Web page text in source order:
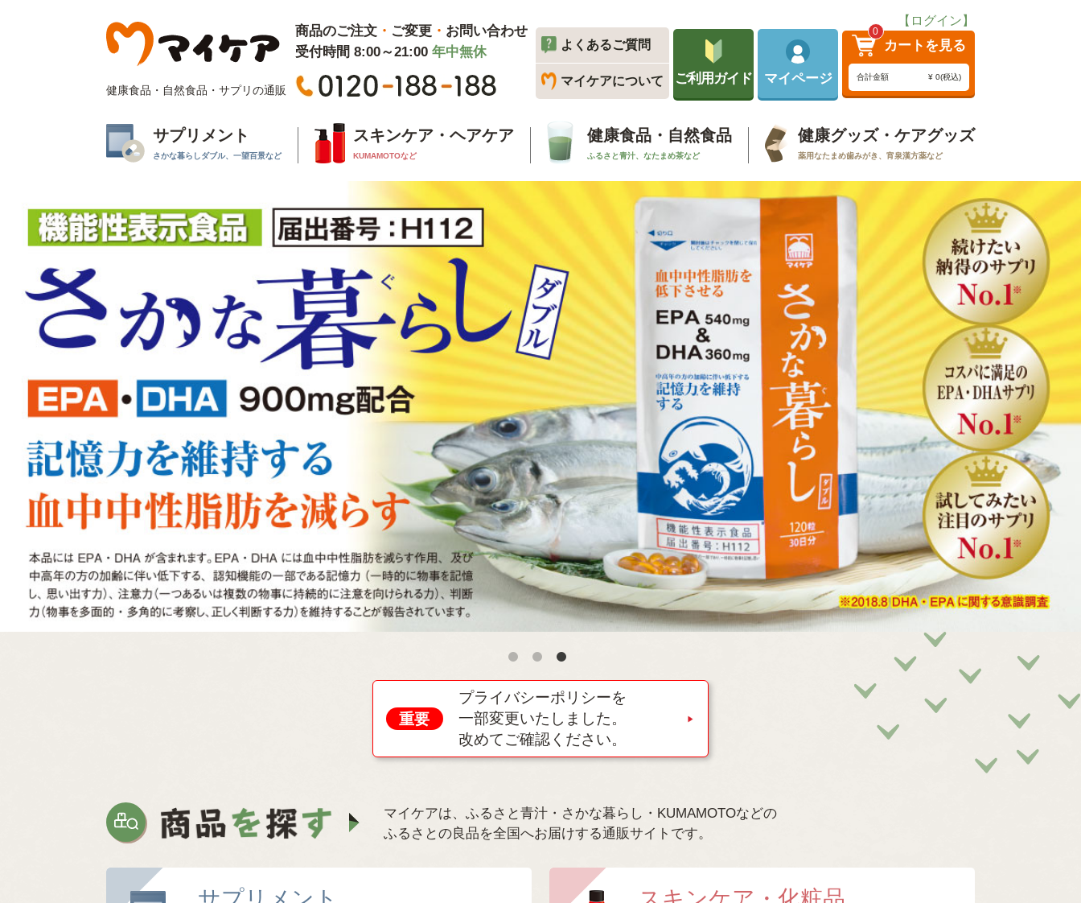
【ログイン】
健康食品・自然食品・サプリの通販
商品のご注文 ・ ご変更 ・ お問い合わせ
受付時間 8:00～21:00 年中無休 よくあるご質問
マイケアについて ご利用ガイド マイページ
0
カートを見る
合計金額 ¥ 0(税込)
サプリメント
さかな暮らしダブル、一望百景など
スキンケア・ヘアケア
KUMAMOTOなど
健康食品・自然食品
ふるさと青汁、なたまめ茶など
健康グッズ・ケアグッズ
薬用なたまめ歯みがき、宵泉漢方薬など
重要
プライバシーポリシーを
一部変更いたしました。
改めてご確認ください。
マイケアは、ふるさと青汁・さかな暮らし・KUMAMOTOなどの
ふるさとの良品を全国へお届けする通販サイトです。